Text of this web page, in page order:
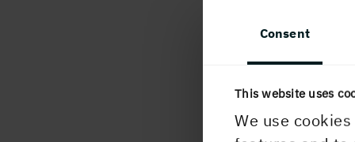
Consent
This website uses
We use